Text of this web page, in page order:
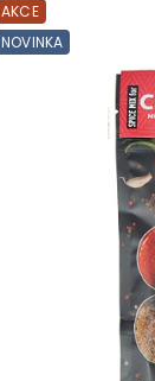
AKCE
NOVINKA